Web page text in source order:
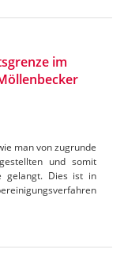
im
man von zugrunde
und somit
gelangt. Dies ist in